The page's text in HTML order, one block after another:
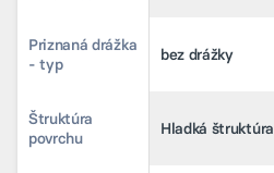
Priznaná drážka
- typ
bez drážky
Štruktúra
povrchu
Hladká štruktúra
Priznaná drážka
- typ
bez drážky
Štruktúra
povrchu
Hladká štruktúra